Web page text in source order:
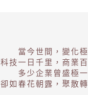
當今世間，變化極
科技一日千里，商業百
多少企業曾盛極一
卻如春花朝露，聚散